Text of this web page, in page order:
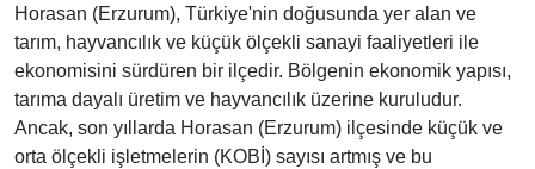
Horasan (Erzurum), Türkiye'nin doğusunda yer alan ve
tarım, hayvancılık ve küçük ölçekli sanayi faaliyetleri ile
ekonomisini sürdüren bir ilçedir. Bölgenin ekonomik yapısı,
tarıma dayalı üretim ve hayvancılık üzerine kuruludur.
Ancak, son yıllarda Horasan (Erzurum) ilçesinde küçük ve
orta ölçekli işletmelerin (KOBİ) sayısı artmış ve bu